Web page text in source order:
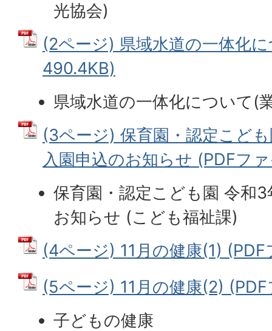
光協会)
(2ページ) 県域水道の一体化
490.4KB)
県域水道の一体化について(
(3ページ) 保育園・認定こど
入園申込のお知らせ (PDFフ
保育園・認定こども園 令和
お知らせ (こども福祉課)
(4ページ) 11月の健康(1)
(5ページ) 11月の健康(2)
子どもの健康